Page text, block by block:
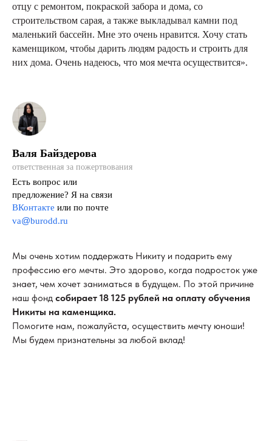
отцу с ремонтом, покраской забора и дома, со
строительством сарая, а также выкладывал камни под
маленький бассейн. Мне это очень нравится. Хочу стать
каменщиком, чтобы дарить людям радость и строить для
них дома. Очень надеюсь, что моя мечта осуществится».
Валя Байздерова
ответственная за пожертвования
Есть вопрос или
предложение? Я на связи
ВКонтакте или по почте
va@burodd.ru
Мы очень хотим поддержать Никиту и подарить ему
профессию его мечты. Это здорово, когда подросток уже
знает, чем хочет заниматься в будущем. По этой причине
наш фонд собирает 18 125 рублей на оплату обучения
Никиты на каменщика.
Помогите нам, пожалуйста, осуществить мечту юноши!
Мы будем признательны за любой вклад!